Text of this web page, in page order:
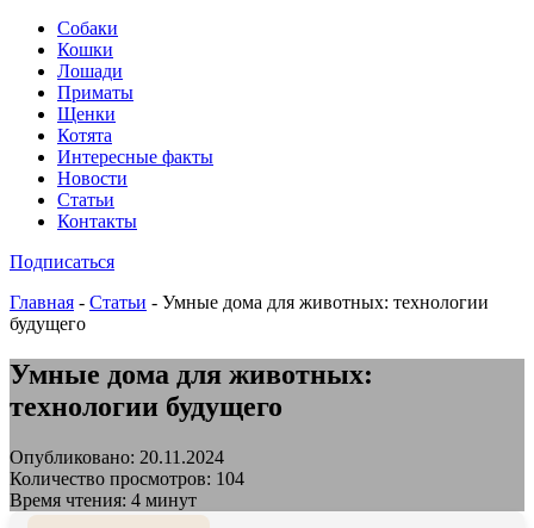
Собаки
Кошки
Лошади
Приматы
Щенки
Котята
Интересные факты
Новости
Статьи
Контакты
Подписаться
Главная - Статьи - Умные дома для животных: технологии
будущего
Умные дома для животных:
технологии будущего
Опубликовано: 20.11.2024
Количество просмотров: 104
Время чтения: 4 минут